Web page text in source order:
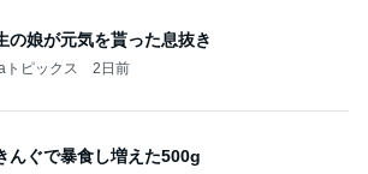
の娘が元気を貰った息抜き
トピックス 2日前
んぐで暴食し増えた500g